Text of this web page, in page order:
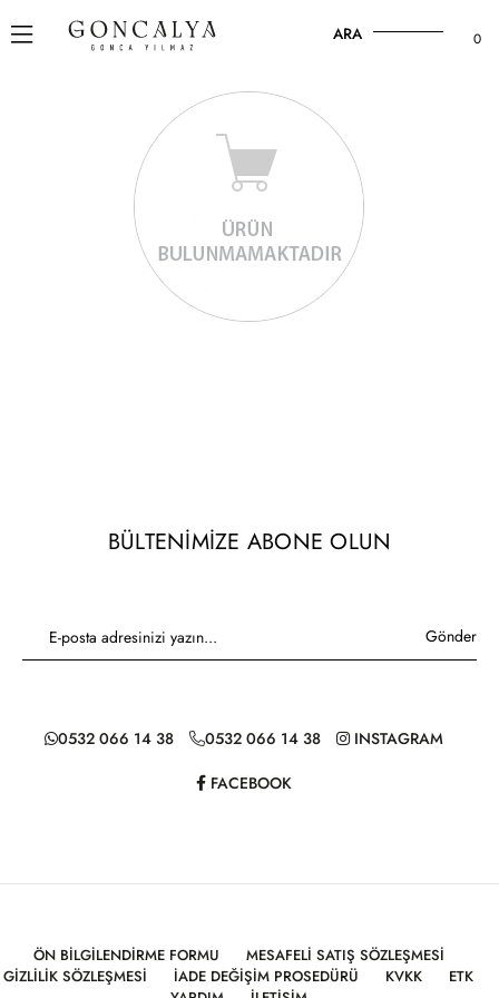
0
ARA
BÜLTENIMIZE ABONE OLUN
Gönder
0532 066 14 38 0532 066 14 38
INSTAGRAM
FACEBOOK
ÖN BILGILENDIRME FORMU
MESAFELI SATIŞ SÖZLEŞMESI
GIZLILIK SÖZLEŞMESI
İADE DEĞIŞIM PROSEDÜRÜ KVKK
ETK